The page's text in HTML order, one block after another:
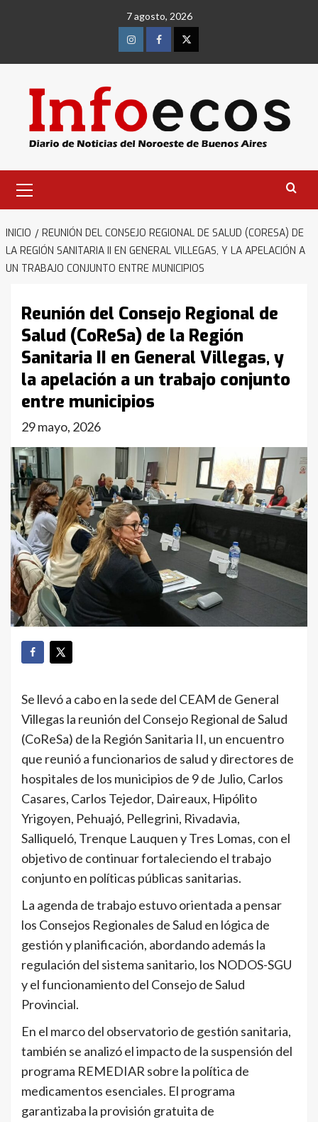
7 agosto, 2026
InstagramFacebookTwitter
primario
INICIO
REUNIÓN DEL CONSEJO REGIONAL DE SALUD (CORESA) DE
LA REGIÓN SANITARIA II EN GENERAL VILLEGAS, Y LA APELACIÓN A
UN TRABAJO CONJUNTO ENTRE MUNICIPIOS
Reunión del Consejo Regional de
Salud (CoReSa) de la Región
Sanitaria II en General Villegas, y
la apelación a un trabajo conjunto
entre municipios
29 mayo, 2026
Se llevó a cabo en la sede del CEAM de General
Villegas la reunión del Consejo Regional de Salud
(CoReSa) de la Región Sanitaria II, un encuentro
que reunió a funcionarios de salud y directores de
hospitales de los municipios de 9 de Julio, Carlos
Casares, Carlos Tejedor, Daireaux, Hipólito
Yrigoyen, Pehuajó, Pellegrini, Rivadavia,
Salliqueló, Trenque Lauquen y Tres Lomas, con el
objetivo de continuar fortaleciendo el trabajo
conjunto en políticas públicas sanitarias.
La agenda de trabajo estuvo orientada a pensar
los Consejos Regionales de Salud en lógica de
gestión y planificación, abordando además la
regulación del sistema sanitario, los NODOS-SGU
y el funcionamiento del Consejo de Salud
Provincial.
En el marco del observatorio de gestión sanitaria,
también se analizó el impacto de la suspensión del
programa REMEDIAR sobre la política de
medicamentos esenciales. El programa
garantizaba la provisión gratuita de